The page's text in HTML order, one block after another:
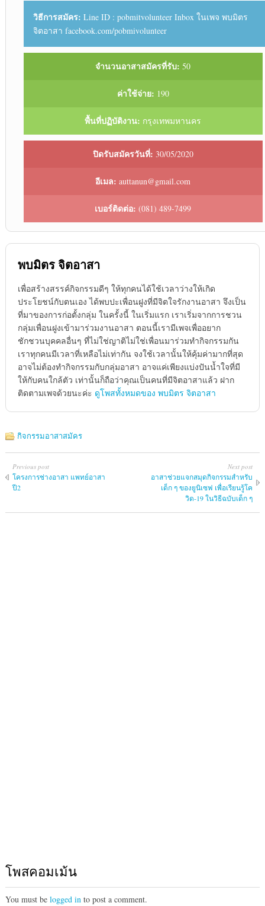
วิธีการสมัคร: Line ID : pobmitvolunteer Inbox ในเพจ พบมิตร
จิตอาสา facebook.com/pobmivolunteer
จำนวนอาสาสมัครที่รับ: 50
ค่าใช้จ่าย: 190
พื้นที่ปฏิบัติงาน: กรุงเทพมหานคร
ปิดรับสมัครวันที่: 30/05/2020
อีเมล: auttanun@gmail.com
เบอร์ติดต่อ: (081) 489-7499
พบมิตร จิตอาสา
เพื่อสร้างสรรค์กิจกรรมดีๆ ให้ทุกคนได้ใช้เวลาว่างให้เกิด
ประโยชน์กับตนเอง ได้พบปะเพื่อนฝูงที่มีจิตใจรักงานอาสา จึงเป็น
ที่มาของการก่อตั้งกลุ่ม ในครั้งนี้ ในเริ่มแรก เราเริ่มจากการชวน
กลุ่มเพื่อนฝูงเข้ามาร่วมงานอาสา ตอนนี้เรามีเพจเพื่ออยาก
ชักชวนบุคคลอื่นๆ ที่ไม่ใช่ญาติไม่ใช่เพื่อนมาร่วมทำกิจกรรมกัน
เราทุกคนมีเวลาที่เหลือไม่เท่ากัน จงใช้เวลานั้นให้คุ้มค่ามากที่สุด
อาจไม่ต้องทำกิจกรรมกับกลุ่มอาสา อาจแค่เพียงแบ่งปันน้ำใจที่มี
ให้กับคนใกล้ตัว เท่านั้นก็ถือว่าคุณเป็นคนที่มีจิตอาสาแล้ว ฝาก
ติดตามเพจด้วยนะค่ะ ดูโพสทั้งหมดของ พบมิตร จิตอาสา
กิจกรรมอาสาสมัคร
Previous post
โครงการ​ช่างอาสา แพทย์​อาสา​
ปี2
Next post
อาสาช่วยแจกสมุดกิจกรรมสำหรับ
เด็ก ๆ ของยูนิเซฟ เพื่อเรียนรู้โค
วิด-19 ในวิธีฉบับเด็ก ๆ
โพสคอมเม้น
You must be logged into post a comment.